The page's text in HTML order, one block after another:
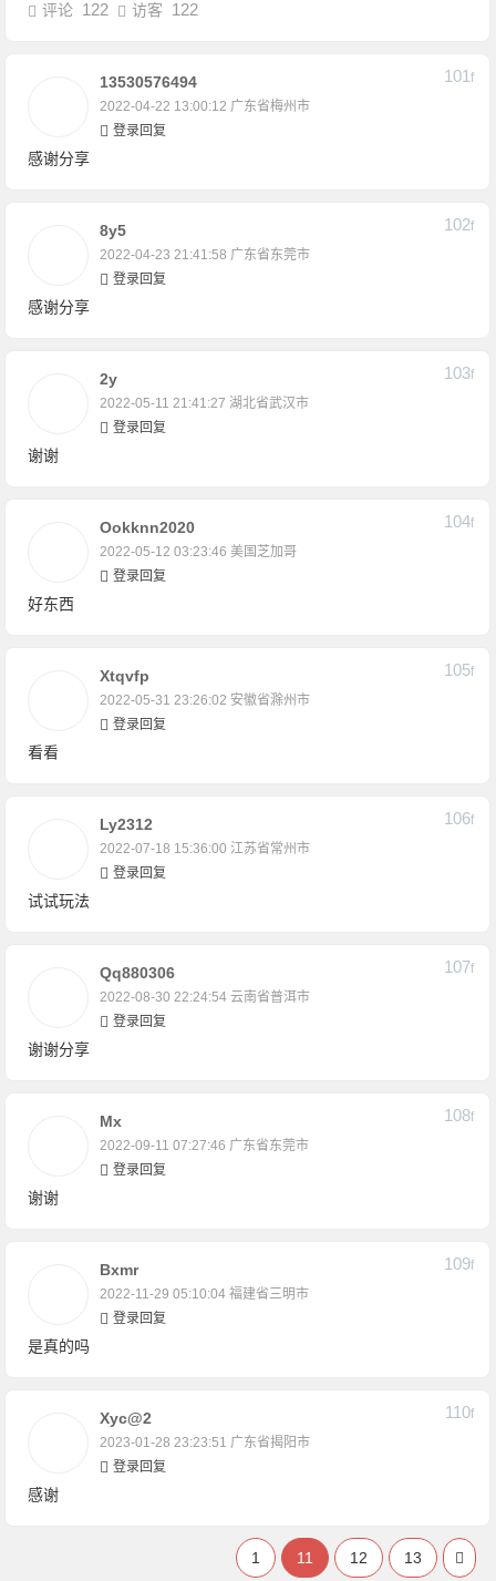
评论 122 访客 122
13530576494
2022-04-22 13:00:12 广东省梅州市
101F
登录回复
感谢分享
8y5
2022-04-23 21:41:58 广东省东莞市
102F
登录回复
感谢分享
2y
2022-05-11 21:41:27 湖北省武汉市
103F
登录回复
谢谢
Ookknn2020
2022-05-12 03:23:46 美国芝加哥
104F
登录回复
好东西
Xtqvfp
2022-05-31 23:26:02 安徽省滁州市
105F
登录回复
看看
Ly2312
2022-07-18 15:36:00 江苏省常州市
106F
登录回复
试试玩法
Qq880306
2022-08-30 22:24:54 云南省普洱市
107F
登录回复
谢谢分享
Mx
2022-09-11 07:27:46 广东省东莞市
108F
登录回复
谢谢
Bxmr
2022-11-29 05:10:04 福建省三明市
109F
登录回复
是真的吗
Xyc@2
2023-01-28 23:23:51 广东省揭阳市
110F
登录回复
感谢
1 11 12 13